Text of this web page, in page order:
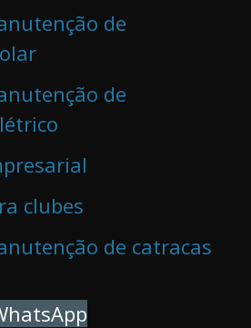
de
de
clubes
de catracas